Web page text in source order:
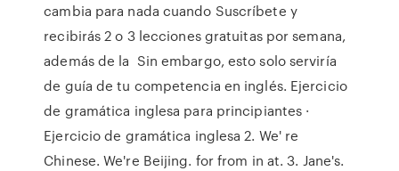
cambia para nada cuando Suscríbete y
recibirás 2 o 3 lecciones gratuitas por semana,
además de la Sin embargo, esto solo serviría
de guía de tu competencia en inglés. Ejercicio
de gramática inglesa para principiantes ·
Ejercicio de gramática inglesa 2. We' re
Chinese. We're Beijing. for from in at. 3. Jane's.